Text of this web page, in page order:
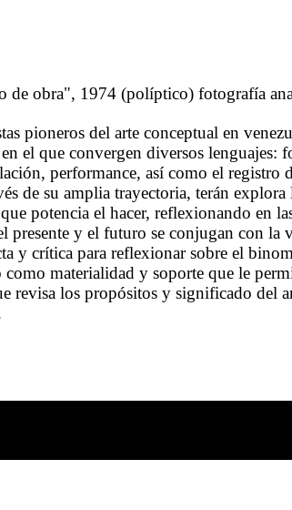
de obra", 1974 (políptico) fotografía
pioneros del arte conceptual en
el que convergen diversos
performance, así como el registro
de su amplia trayectoria, terán
potencia el hacer, reflexionando en
presente y el futuro se conjugan con
y crítica para reflexionar sobre el
materialidad y soporte que le
revisa los propósitos y significado del